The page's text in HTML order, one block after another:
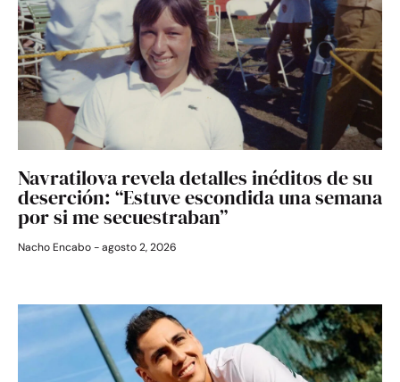
Navratilova revela detalles inéditos de su
deserción: “Estuve escondida una semana
por si me secuestraban”
Nacho Encabo agosto 2, 2026